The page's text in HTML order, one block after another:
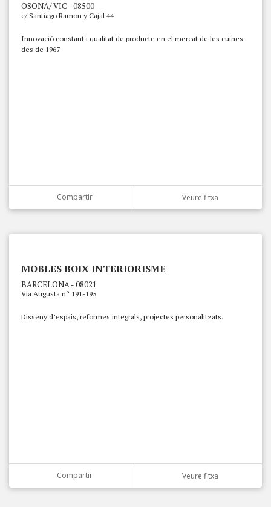
OSONA/ VIC - 08500
c/ Santiago Ramon y Cajal 44
Innovació constant i qualitat de producte en el mercat de les cuines
des de 1967
Compartir Veure fitxa
MOBLES BOIX INTERIORISME
BARCELONA - 08021
Via Augusta nº 191-195
Disseny d’espais, reformes integrals, projectes personalitzats.
Compartir Veure fitxa